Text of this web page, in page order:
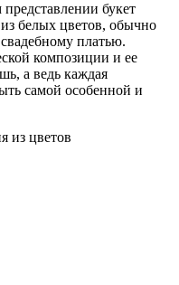
букет
белых цветов, обычно
платью.
композиции и ее
а ведь каждая
самой особенной и